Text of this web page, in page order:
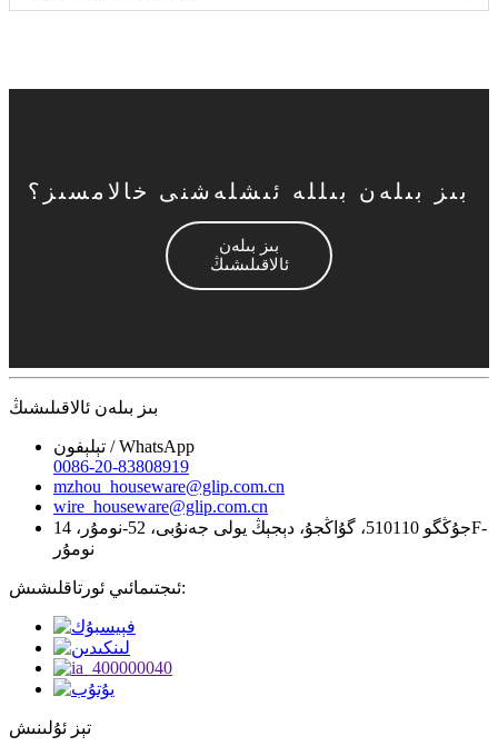
بىز بىلەن بىللە ئىشلەشنى خالامسىز؟
بىز بىلەن
ئالاقىلىشىڭ
بىز بىلەن ئالاقىلىشىڭ
تېلېفون / WhatsApp
0086-20-83808919
mzhou_houseware@glip.com.cn
wire_houseware@glip.com.cn
جۇڭگو 510110، گۇاڭجۇ، دېجېڭ يولى جەنۇبى، 52-نومۇر، 14F-
نومۇر
ئىجتىمائىي ئورتاقلىشىش:
تېز ئۇلىنىش